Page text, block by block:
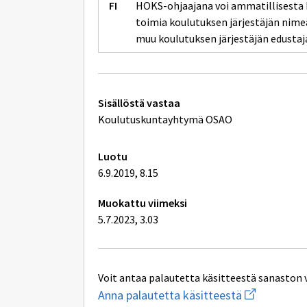
HOKS-ohjaajana voi
toimia koulutuksen järjestäjän
muu koulutuksen järjestäjän
Tekniset
lisätiedot
Sisällöstä vastaa
Koulutuskuntayhtymä OSAO
Luotu
6.9.2019, 8.15
Muokattu viimeksi
5.7.2023, 3.03
Voit antaa palautetta käsitteestä sanaston
Anna palautetta käsitteestä Aloita
uuden